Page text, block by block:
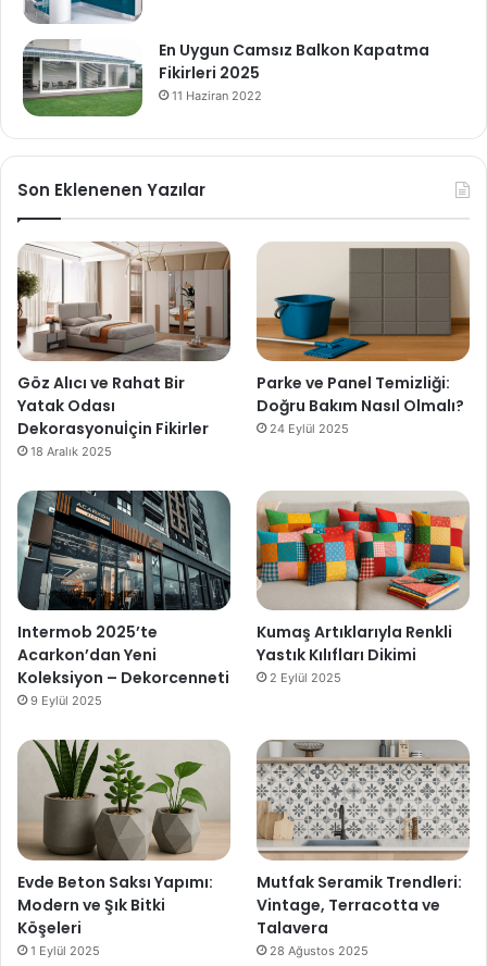
En Uygun Camsız Balkon Kapatma
Fikirleri 2025
11 Haziran 2022
Son Eklenenen Yazılar
Göz Alıcı ve Rahat Bir
Yatak Odası
Dekorasyonuİçin Fikirler
18 Aralık 2025
Parke ve Panel Temizliği:
Doğru Bakım Nasıl Olmalı?
24 Eylül 2025
Intermob 2025’te
Acarkon’dan Yeni
Koleksiyon – Dekorcenneti
9 Eylül 2025
Kumaş Artıklarıyla Renkli
Yastık Kılıfları Dikimi
2 Eylül 2025
Evde Beton Saksı Yapımı:
Modern ve Şık Bitki
Köşeleri
1 Eylül 2025
Mutfak Seramik Trendleri:
Vintage, Terracotta ve
Talavera
28 Ağustos 2025